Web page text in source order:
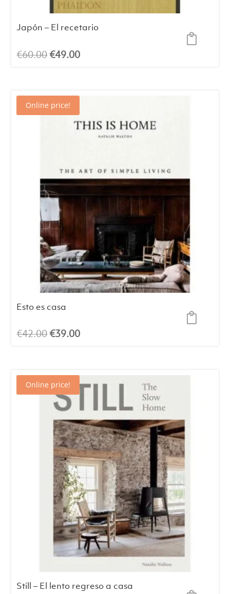
Japón – El recetario
€60.00El
era:
€60.00.
€49.00El
Online price!
Esto es casa
€42.00El
era:
€42.00.
€39.00El
€39.00.
Online price!
Still – El lento regreso a casa